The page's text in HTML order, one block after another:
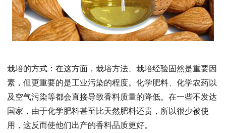
栽培的方式：在这方面，栽培方法、栽培经验固然是重要因
素，但更重要的是工业污染的程度。化学肥料、化学农药以
及空气污染等都会直接导致香料质量的降低。在一些不发达
国家，由于化学肥料甚至比天然肥料还贵，所以很少被使
用，这反而使他们出产的香料品质更好。